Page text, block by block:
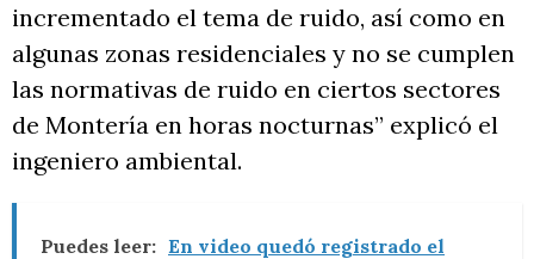
incrementado el tema de ruido, así como en
algunas zonas residenciales y no se cumplen
las normativas de ruido en ciertos sectores
de Montería en horas nocturnas” explicó el
ingeniero ambiental.
Puedes leer: En video quedó registrado el